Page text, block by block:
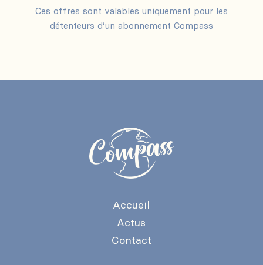
Ces offres sont valables uniquement pour les
détenteurs d’un abonnement Compass
Accueil
Actus
Contact